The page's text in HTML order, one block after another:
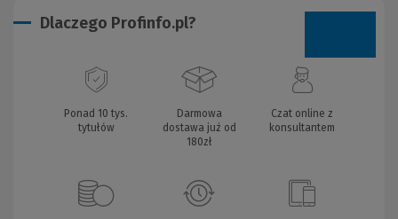
Dlaczego Profinfo.pl?
Ponad 10 tys.
tytułów
Darmowa
dostawa już od
180zł
Czat online z
konsultantem